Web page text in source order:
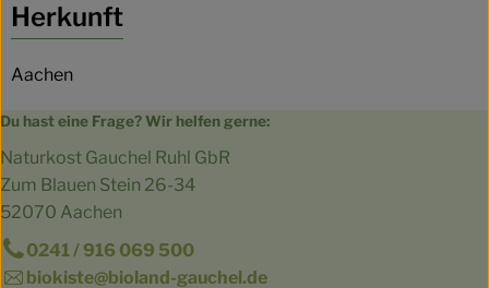
Herkunft
Aachen
Du hast eine Frage? Wir helfen gerne:
Naturkost Gauchel Ruhl GbR
Zum Blauen Stein 26-34
52070 Aachen
0241 / 916 069 500
biokiste@bioland-gauchel.de